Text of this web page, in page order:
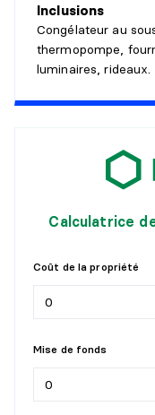
Niveau :1er niveau/
Dimensions :10'4"
Revêtement :
Détails :
1er niveau/
Dimensions :11'2"
Détails :
Niveau :
Dimensions :10'4"
SALLE DE BAINS
Inclusions
Congélateur au
thermopompe,
luminaires, rideaux.
Calculatrice
Coût de la propriété
Mise de fonds